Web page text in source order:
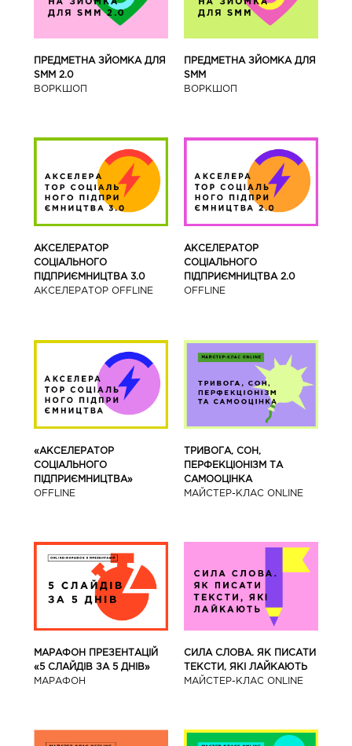
ПРЕДМЕТНА ЗЙОМКА ДЛЯ
SMM 2.0
ВОРКШОП
ПРЕДМЕТНА ЗЙОМКА ДЛЯ
SMM
ВОРКШОП
АКСЕЛЕРАТОР
СОЦІАЛЬНОГО
ПІДПРИЄМНИЦТВА 3.0
АКСЕЛЕРАТОР OFFLINE
АКСЕЛЕРАТОР
СОЦІАЛЬНОГО
ПІДПРИЄМНИЦТВА 2.0
OFFLINE
«АКСЕЛЕРАТОР
СОЦІАЛЬНОГО
ПІДПРИЄМНИЦТВА»
OFFLINE
ТРИВОГА, СОН,
ПЕРФЕКЦІОНІЗМ ТА
САМООЦІНКА
МАЙСТЕР-КЛАС ONLINE
МАРАФОН ПРЕЗЕНТАЦІЙ
«5 СЛАЙДІВ ЗА 5 ДНІВ»
МАРАФОН
СИЛА СЛОВА. ЯК ПИСАТИ
ТЕКСТИ, ЯКІ ЛАЙКАЮТЬ
МАЙСТЕР-КЛАС ONLINE